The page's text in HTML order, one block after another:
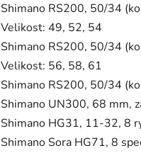
Shimano RS200, 50/34
Velikost: 49, 52, 54
Shimano RS200, 50/34
Velikost: 56, 58, 61
Shimano RS200, 50/34
Shimano UN300, 68 mm,
Shimano HG31, 11-32, 8
Shimano Sora HG71, 8